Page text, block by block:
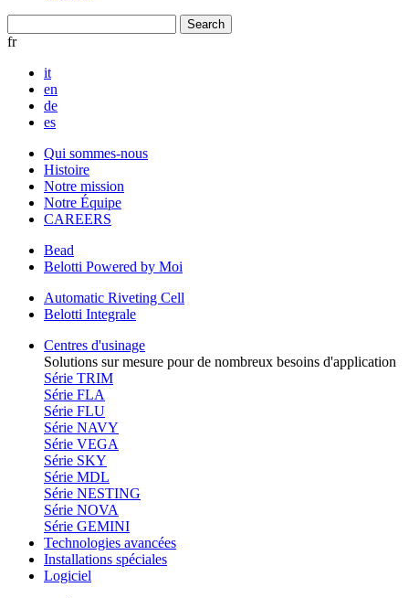
fr
it
en
de
es
Qui sommes-nous
Histoire
Notre mission
Notre Équipe
CAREERS
Bead
Belotti Powered by Moi
Automatic Riveting Cell
Belotti Integrale
Centres d'usinage
Solutions sur mesure pour de nombreux besoins d'application
Série TRIM
Série FLA
Série FLU
Série NAVY
Série VEGA
Série SKY
Série MDL
Série NESTING
Série NOVA
Série GEMINI
Technologies avancées
Installations spéciales
Logiciel